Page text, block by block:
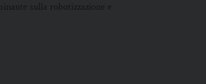
sulla robotizzazione e